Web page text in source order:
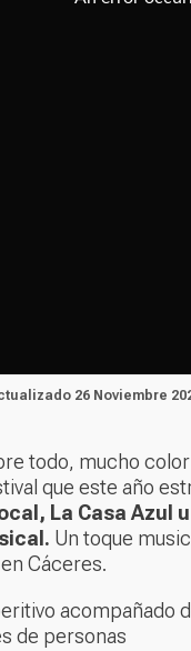
26 Noviembre
todo, mucho
que este año
La Casa Azul
Un toque
Cáceres.
acompañado
de personas